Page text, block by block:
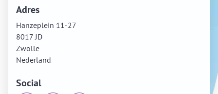
Adres
Hanzeplein 11-27
8017 JD
Zwolle
Nederland
Social